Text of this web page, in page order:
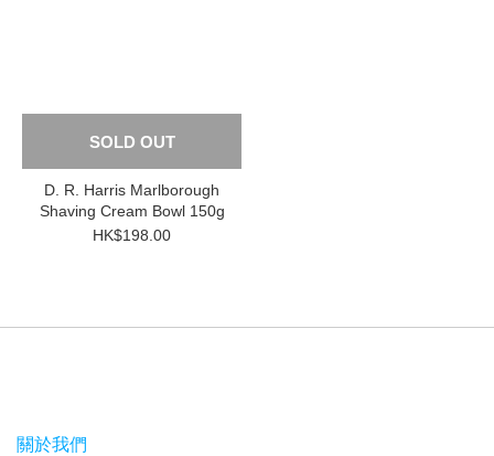
SOLD OUT
D. R. Harris Marlborough
Shaving Cream Bowl 150g
HK$198.00
關於我們